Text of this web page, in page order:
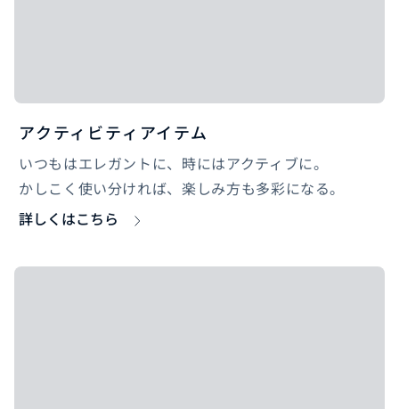
アクティビティアイテム
いつもはエレガントに、時にはアクティブに。
かしこく使い分ければ、楽しみ方も多彩になる。
詳しくはこちら